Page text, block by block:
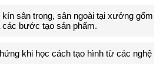
sân trong, sân ngoài tại xưởng gốm
bước tạo sản phẩm.
khi học cách tạo hình từ các nghệ